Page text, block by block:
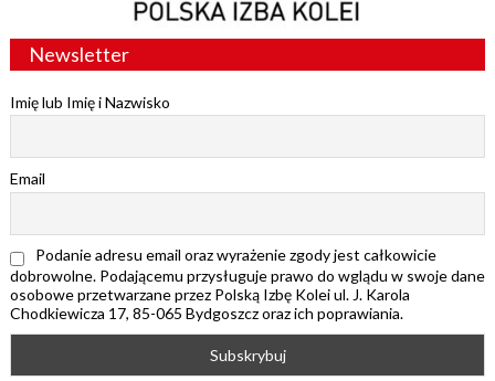
Newsletter
Imię lub Imię i Nazwisko
Email
Podanie adresu email oraz wyrażenie zgody jest całkowicie
dobrowolne. Podającemu przysługuje prawo do wglądu w swoje dane
osobowe przetwarzane przez Polską Izbę Kolei ul. J. Karola
Chodkiewicza 17, 85-065 Bydgoszcz oraz ich poprawiania.